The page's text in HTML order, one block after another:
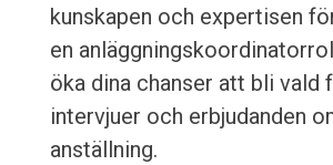
kunskapen och expertisen
en
öka dina chanser att bli vald
intervjuer och erbjudanden
anställning.